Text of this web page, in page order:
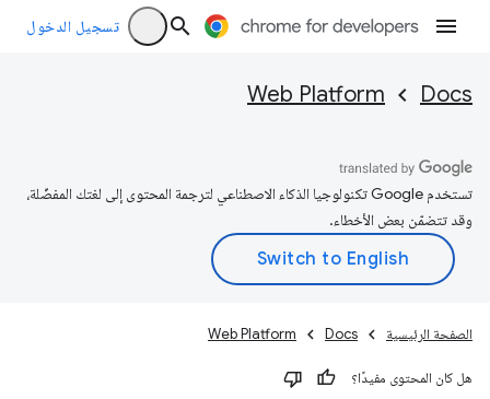
تسجيل الدخول
Docs
Web Platform
تستخدم Google تكنولوجيا الذكاء الاصطناعي لترجمة المحتوى إلى لغتك المفضّلة،
وقد تتضمّن بعض الأخطاء.
الصفحة الرئيسية Docs
Web Platform
هل كان المحتوى مفيدًا؟